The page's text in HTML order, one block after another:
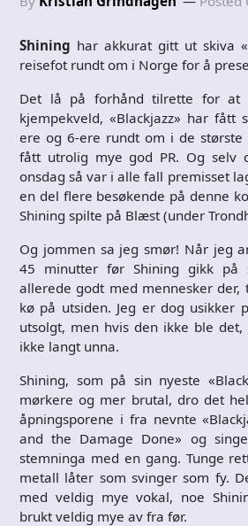
Shining har akkurat gitt ut skiva
reisefot rundt om i Norge for å
Det lå på forhånd tilrette for at
kjempekveld, «Blackjazz» har fått
ere og 6-ere rundt om i de største
fått utrolig mye god PR. Og selv
onsdag så var i alle fall premisset
en del flere besøkende på denne
Shining spilte på Blæst (under
Og jommen sa jeg smør! Når jeg
45 minutter før Shining gikk på
allerede godt med mennesker
kø på utsiden. Jeg er dog usikker
utsolgt, men hvis den ikke ble
ikke langt unna.
Shining, som på sin nyeste
mørkere og mer brutal, dro det
åpningsporene i fra nevnte
and the Damage Done» og
stemninga med en gang. Tunge
metall låter som svinger som fy.
med veldig mye vokal, noe
brukt veldig mye av fra før.